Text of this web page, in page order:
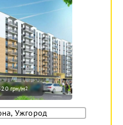
грн/м2
Ужгород